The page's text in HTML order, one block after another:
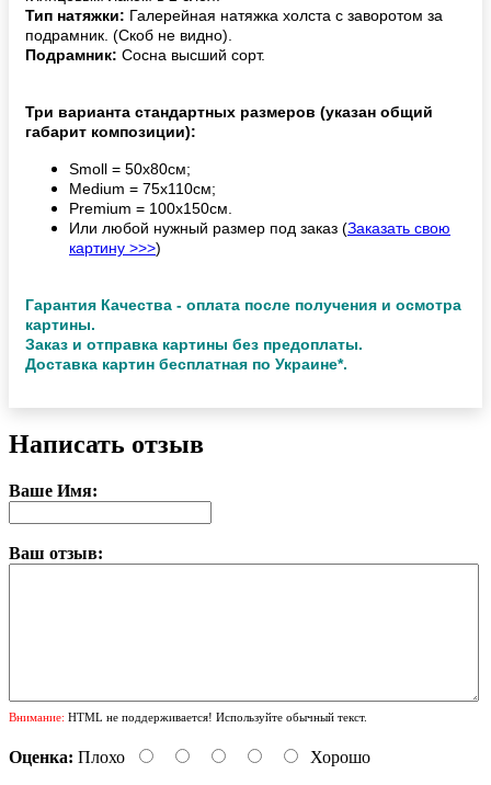
Тип натяжки: Галерейная натяжка холста с заворотом за
подрамник. (Скоб не видно).
Подрамник: Сосна высший сорт.
Три варианта стандартных размеров (указан общий
габарит композиции):
Smoll = 50х80см;
Medium = 75х110см;
Premium = 100х150см.
Или любой нужный размер под заказ (Заказать свою
картину >>>)
Гарантия Качества - оплата после получения и осмотра
картины.
Заказ и отправка картины без предоплаты.
Доставка картин бесплатная по Украине*.
Написать отзыв
Ваше Имя:
Ваш отзыв:
Внимание: HTML не поддерживается! Используйте обычный текст.
Оценка: Плохо Хорошо